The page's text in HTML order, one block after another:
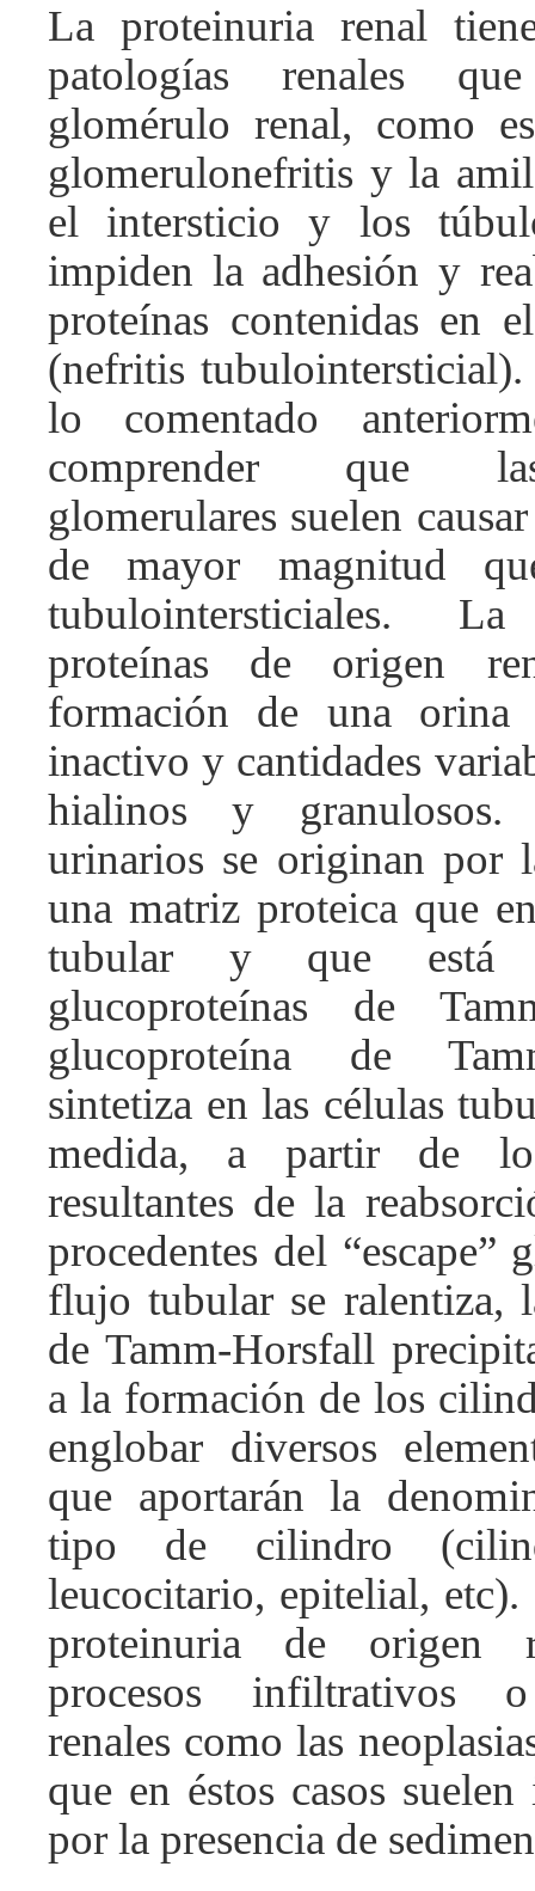
La proteinuria renal
patologías renales
glomérulo renal, como
glomerulonefritis y la
el intersticio y los
impiden la adhesión y
proteínas contenidas en
(nefritis tubulointersticial).
lo comentado
comprender que
glomerulares suelen
de mayor magnitud
tubulointersticiales.
proteínas de origen
formación de una orina
inactivo y cantidades
hialinos y
urinarios se originan por
una matriz proteica que
tubular y que está
glucoproteínas de
glucoproteína de
sintetiza en las células
medida, a partir de
resultantes de la
procedentes del “escape”
flujo tubular se ralentiza,
de Tamm-Horsfall
a la formación de los
englobar diversos
que aportarán la
tipo de cilindro
leucocitario, epitelial, etc).
proteinuria de origen
procesos infiltrativos
renales como las
que en éstos casos suelen
por la presencia de